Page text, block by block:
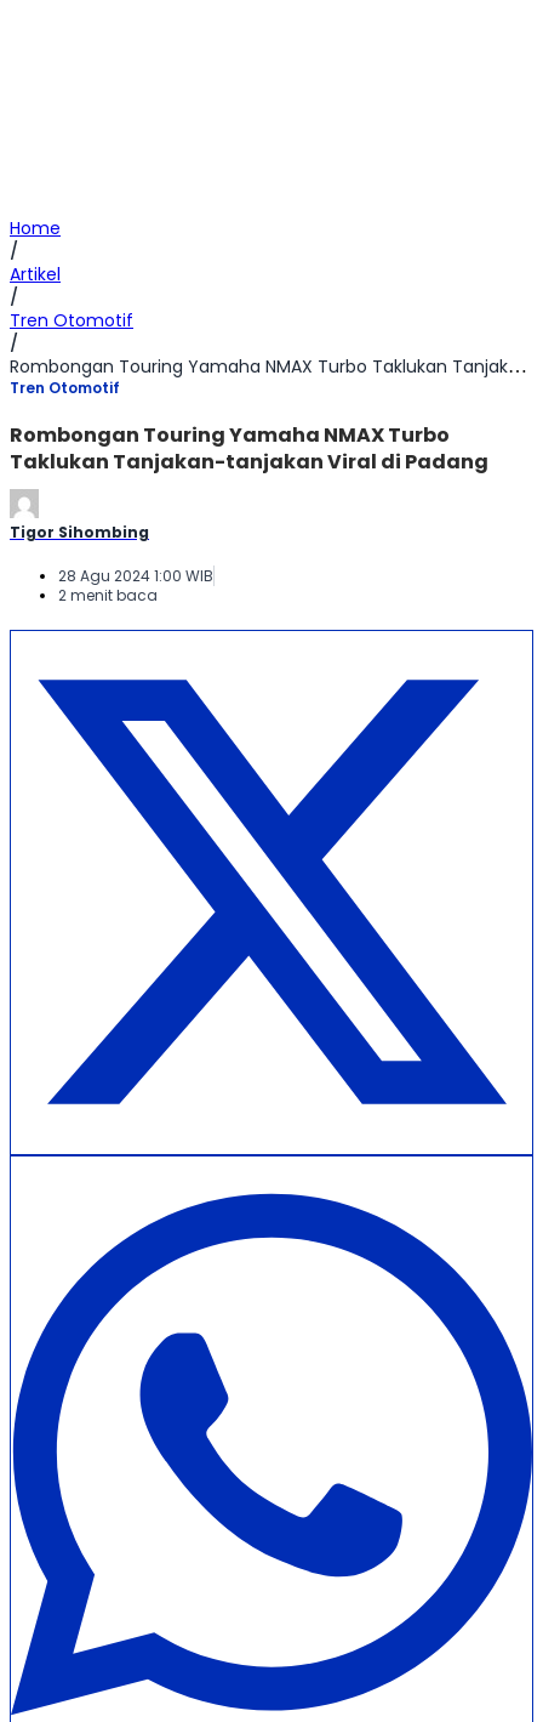
Home
/
Artikel
/
Tren Otomotif
/
Rombongan Touring Yamaha NMAX Turbo Taklukan Tanjakan-tanjakan Viral di Padang
Tren Otomotif
Rombongan Touring Yamaha NMAX Turbo
Taklukan Tanjakan-tanjakan Viral di Padang
Tigor Sihombing
28 Agu 2024 1:00 WIB
2 menit baca